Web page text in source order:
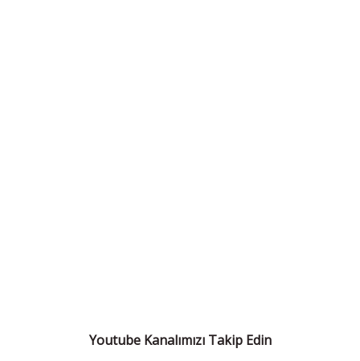
Youtube Kanalımızı Takip Edin